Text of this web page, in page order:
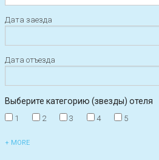
Дата заезда
Дата отъезда
Выберите категорию (звезды) отеля
1 2 3 4 5
+ MORE